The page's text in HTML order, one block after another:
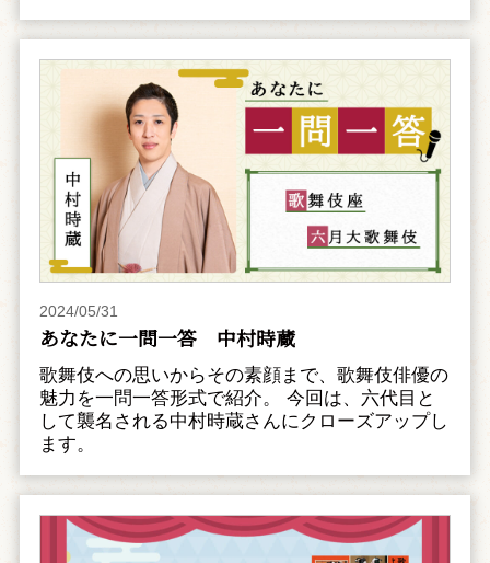
2024/05/31
あなたに一問一答 中村時蔵
歌舞伎への思いからその素顔まで、歌舞伎俳優の
魅力を一問一答形式で紹介。 今回は、六代目と
して襲名される中村時蔵さんにクローズアップし
ます。